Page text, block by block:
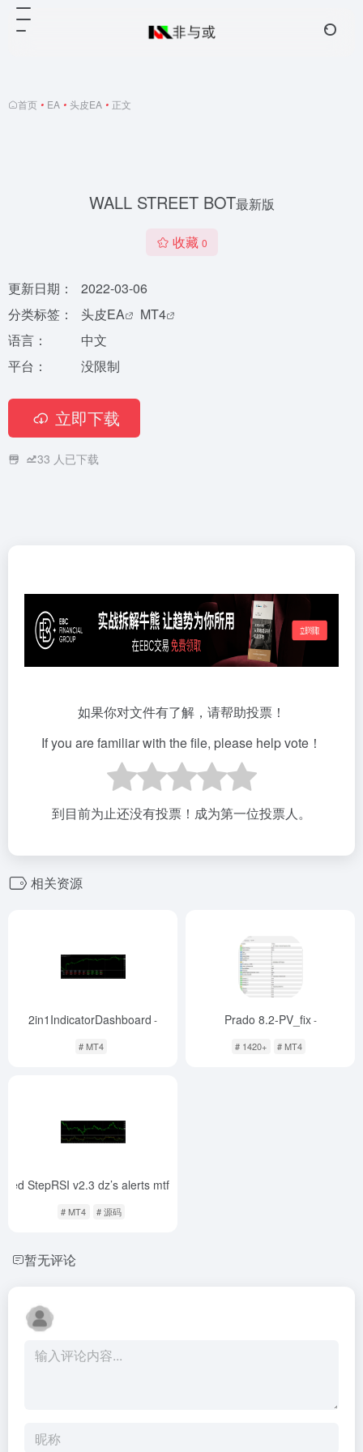
首页 • EA • 头皮EA • 正文
WALL STREET BOT最新版
收藏 0
更新日期：
2022-03-06
分类标签：
头皮EA
MT4
语言：
中文
平台：
没限制
立即下载
33 人已下载
如果你对文件有了解，请帮助投票！
If you are familiar with the file, please help vote！
到目前为止还没有投票！成为第一位投票人。
相关资源
2in1IndicatorDashboard -
# MT4
Prado 8.2-PV_fix-
# 1420+ # MT4
StepRSI v2.3 dz’s alerts mtf arrows
# MT4 # 源码
暂无评论